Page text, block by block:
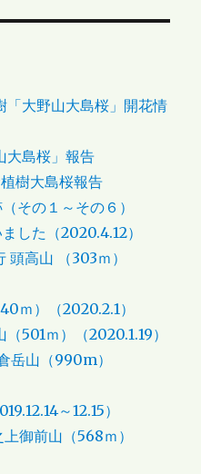
大野山大島桜」開花情
大島桜」報告
樹大島桜報告
その１～その６）
した（2020.4.12）
高山 （303ｍ）
ｍ）（2020.2.1）
501ｍ）（2020.1.19）
岳山（990m）
～12.15）
御前山（568ｍ）